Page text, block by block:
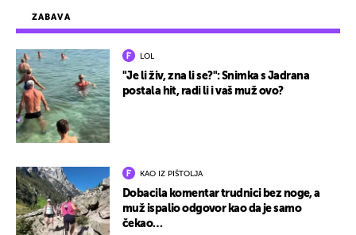
ZABAVA
LOL
"Je li živ, zna li se?": Snimka s Jadrana
postala hit, radi li i vaš muž ovo?
KAO IZ PIŠTOLJA
Dobacila komentar trudnici bez noge, a
muž ispalio odgovor kao da je samo
čekao…